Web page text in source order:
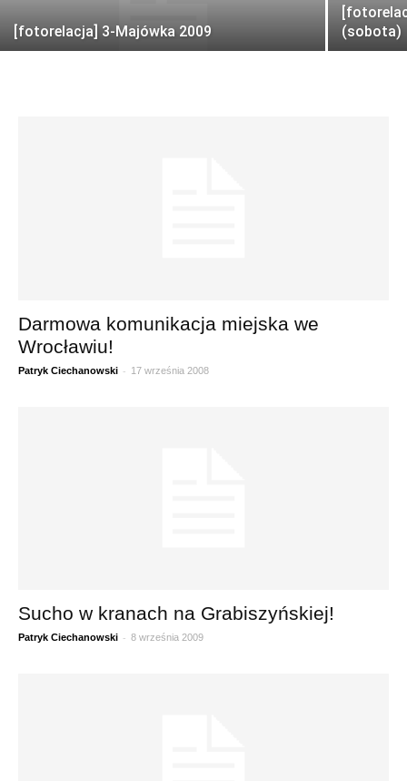
[fotorelacja] 3-Majówka 2009
(sobota)
Darmowa komunikacja miejska we
Wrocławiu!
Patryk Ciechanowski - 17 września 2008
Sucho w kranach na Grabiszyńskiej!
Patryk Ciechanowski - 8 września 2009